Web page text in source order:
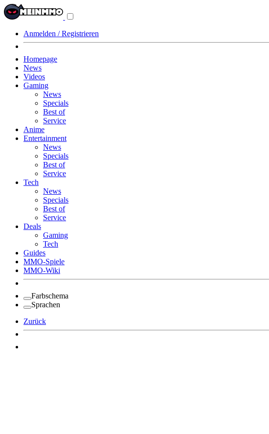
Anmelden / Registrieren
Homepage
News
Videos
Gaming
News
Specials
Best of
Service
Anime
Entertainment
News
Specials
Best of
Service
Tech
News
Specials
Best of
Service
Deals
Gaming
Tech
Guides
MMO-Spiele
MMO-Wiki
Farbschema
Sprachen
Zurück